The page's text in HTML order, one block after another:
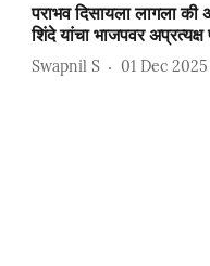
पराभव दिसायला लागला
शिंदे यांचा भाजपवर अप्रत्यक्ष
Swapnil S 01 Dec 2025